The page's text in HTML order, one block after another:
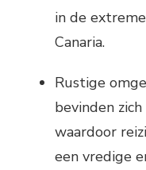
in de
Canaria.
Rustige
bevinden
waardoor
een vredige